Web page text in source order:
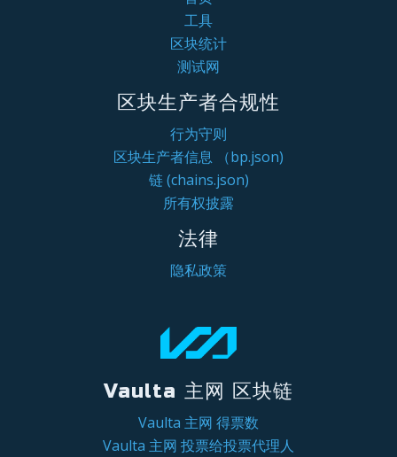
工具
区块统计
测试网
区块生产者合规性
行为守则
区块生产者信息 （bp.json)
链 (chains.json)
所有权披露
法律
隐私政策
Vaulta 主网 区块链
Vaulta 主网 得票数
Vaulta 主网 投票给投票代理人